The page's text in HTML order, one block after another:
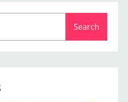
Search